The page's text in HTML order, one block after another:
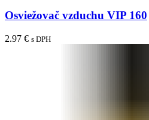
Osviežovač vzduchu VIP 160
2.97 € s DPH